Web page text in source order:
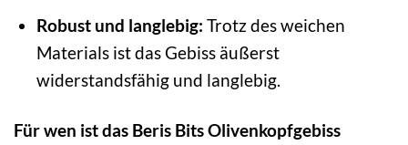
Robust und langlebig: Trotz des weichen
Materials ist das Gebiss äußerst
widerstandsfähig und langlebig.
Für wen ist das Beris Bits Olivenkopfgebiss